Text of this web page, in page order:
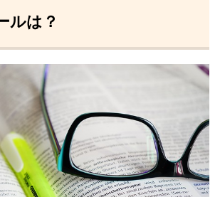
ルは？